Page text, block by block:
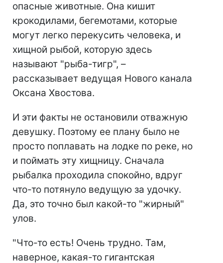
опасные животные. Она кишит
крокодилами, бегемотами, которые
могут легко перекусить человека, и
хищной рыбой, которую здесь
называют "рыба-тигр", –
рассказывает ведущая Нового канала
Оксана Хвостова.
И эти факты не остановили отважную
девушку. Поэтому ее плану было не
просто поплавать на лодке по реке, но
и поймать эту хищницу. Сначала
рыбалка проходила спокойно, вдруг
что-то потянуло ведущую за удочку.
Да, это точно был какой-то "жирный"
улов.
"Что-то есть! Очень трудно. Там,
наверное, какая-то гигантская